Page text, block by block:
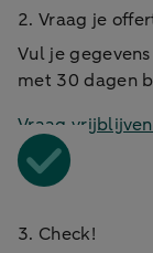
2. Vraag je
Vul je
met 30 dagen
Vraag
3. Check!